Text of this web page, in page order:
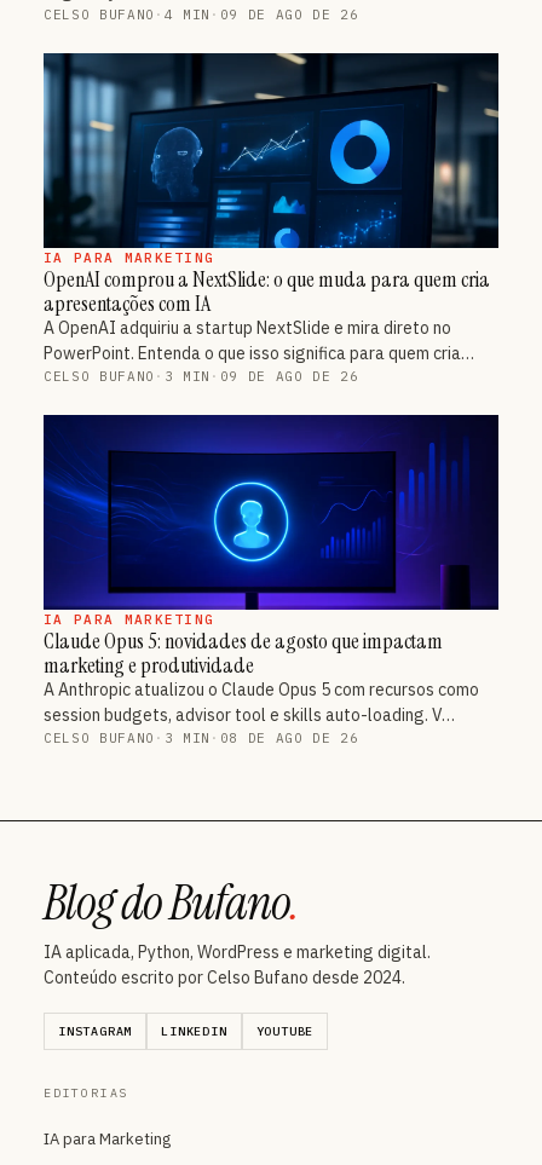
CELSO BUFANO · 4 MIN · 09 DE AGO DE 26
IA PARA MARKETING
OpenAI comprou a NextSlide: o que muda para quem cria
apresentações com IA
A OpenAI adquiriu a startup NextSlide e mira direto no
PowerPoint. Entenda o que isso significa para quem cria…
CELSO BUFANO · 3 MIN · 09 DE AGO DE 26
IA PARA MARKETING
Claude Opus 5: novidades de agosto que impactam
marketing e produtividade
A Anthropic atualizou o Claude Opus 5 com recursos como
session budgets, advisor tool e skills auto-loading. V…
CELSO BUFANO · 3 MIN · 08 DE AGO DE 26
Blog do Bufano.
IA aplicada, Python, WordPress e marketing digital.
Conteúdo escrito por Celso Bufano desde 2024.
INSTAGRAM LINKEDIN YOUTUBE
EDITORIAS
IA para Marketing